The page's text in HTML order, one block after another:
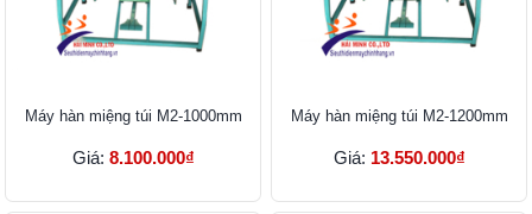
Máy hàn miệng túi M2-1000mm
Giá: 8.100.000₫
Máy hàn miệng túi M2-1200mm
Giá: 13.550.000₫